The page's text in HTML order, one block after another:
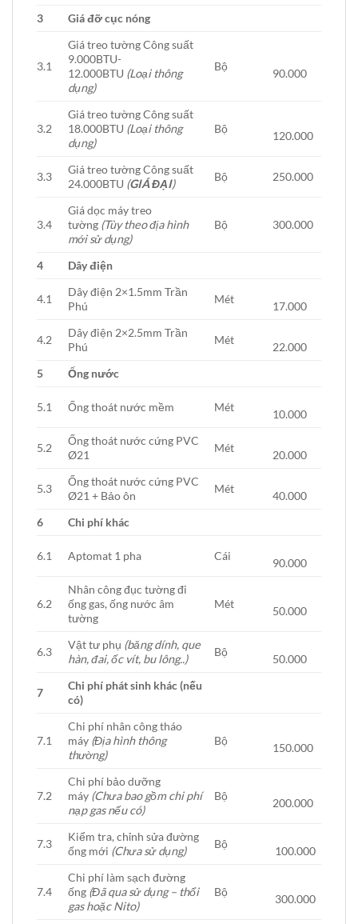
3 Giá đỡ cục nóng
3.1
Giá treo tường Công suất
9.000BTU-
12.000BTU (Loại thông
dụng)
Bộ
90.000
3.2
Giá treo tường Công suất
18.000BTU (Loại thông
dụng)
Bộ
120.000
3.3
Giá treo tường Công suất
24.000BTU (GIÁ ĐẠI)
Bộ 250.000
3.4
Giá dọc máy treo
tường (Tùy theo địa hình
mới sử dụng)
Bộ 300.000
4 Dây điện
4.1
Dây điện 2×1.5mm Trần
Phú
Mét
17.000
4.2
Dây điện 2×2.5mm Trần
Phú
Mét
22.000
5
Ống nước
5.1 Ống thoát nước mềm Mét
10.000
5.2
Ống thoát nước cứng PVC
Ø21
Mét
20.000
5.3
Ống thoát nước cứng PVC
Ø21 + Bảo ôn
Mét
40.000
6
Chi phí khác
6.1 Aptomat 1 pha Cái
90.000
6.2
Nhân công đục tường đi
ống gas, ống nước âm
tường
Mét
50.000
6.3
Vật tư phụ (băng dính, que
hàn, đai, ốc vít, bu lông..)
Bộ
50.000
7
Chi phí phát sinh khác (nếu
có)
7.1
Chi phí nhân công tháo
máy (Địa hình thông
thường)
Bộ
150.000
7.2
Chi phí bảo dưỡng
máy (Chưa bao gồm chi phí
nạp gas nếu có)
Bộ
200.000
7.3
Kiểm tra, chỉnh sửa đường
ống mới (Chưa sử dụng)
Bộ
100.000
7.4
Chi phí làm sạch đường
ống (Đã qua sử dụng – thổi
gas hoặc Nito)
Bộ
300.000